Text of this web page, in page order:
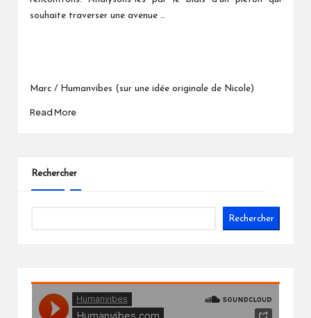
souhaite traverser une avenue …
Marc / Humanvibes (sur une idée originale de Nicole)
Read More
Rechercher
Rechercher